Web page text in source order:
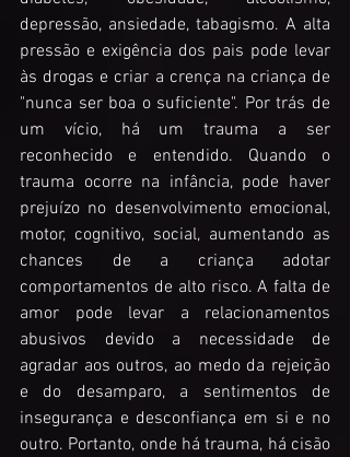
depressão, ansiedade, tabagismo. A alta
pressão e exigência dos pais pode levar
às drogas e criar a crença na criança de
"nunca ser boa o suficiente". Por trás de
um vício, há um trauma a ser
reconhecido e entendido. Quando o
trauma ocorre na infância, pode haver
prejuízo no desenvolvimento emocional,
motor, cognitivo, social, aumentando as
chances de a criança adotar
comportamentos de alto risco. A falta de
amor pode levar a relacionamentos
abusivos devido a necessidade de
agradar aos outros, ao medo da rejeição
e do desamparo, a sentimentos de
insegurança e desconfiança em si e no
outro. Portanto, onde há trauma, há cisão